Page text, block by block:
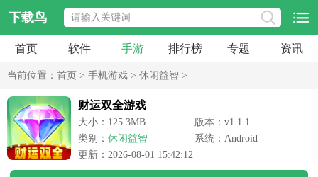
下载鸟
首页 软件 手游 排行榜 专题 资讯
当前位置： 首页 > 手机游戏 > 休闲益智 >
财运双全游戏
大小：125.3MB
版本：v1.1.1
类别： 休闲益智
系统：Android
更新：2026-08-01 15:42:12